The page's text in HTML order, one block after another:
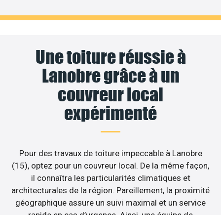
Une toiture réussie à
Lanobre grâce à un
couvreur local
expérimenté
Pour des travaux de toiture impeccable à Lanobre
(15), optez pour un couvreur local. De la même façon,
il connaîtra les particularités climatiques et
architecturales de la région. Pareillement, la proximité
géographique assure un suivi maximal et un service